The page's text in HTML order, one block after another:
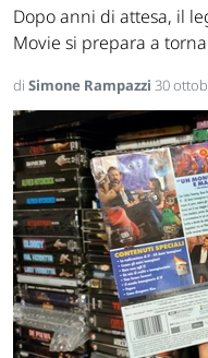
Dopo anni di attesa, il
Movie si prepara a
di Simone Rampazzi 30